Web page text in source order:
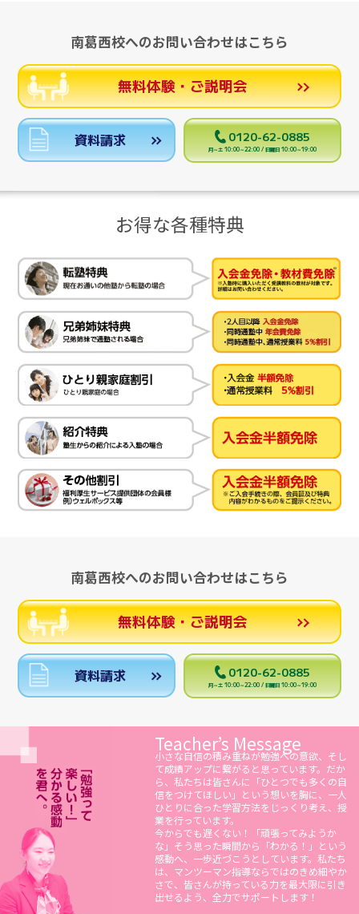
南葛西校へのお問い合わせはこちら
無料体験・ご説明会
資料請求 0120-62-0885
月～土 10:00～22:00 / 日曜日 10:00～19:00
お得な各種特典
南葛西校へのお問い合わせはこちら
無料体験・ご説明会
資料請求 0120-62-0885
月～土 10:00～22:00 / 日曜日 10:00～19:00
Teacher’s Message
小さな自信の積み重ねが勉強への意欲、そし
て成績アップに繋がると思っています。だか
ら、私たちは皆さんに「ひとつでも多くの自
信をつけてほしい」という想いを胸に、一人
ひとりに合った学習方法をじっくり考え、授
業を行っています。
今からでも遅くない！「頑張ってみようか
な」そう思った瞬間から「わかる！」という
感動へ、一歩近づこうとしています。私たち
は、マンツーマン指導ならではのきめ細やか
さで、皆さんが持っている力を最大限に引き
出せるよう、全力でサポートします！